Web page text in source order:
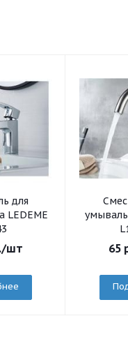
LEDEME
/шт 65